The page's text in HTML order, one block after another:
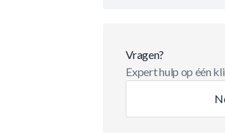
Vragen?
Expert hulp op één